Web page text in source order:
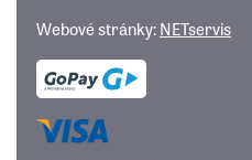
Webové stránky:NETservis